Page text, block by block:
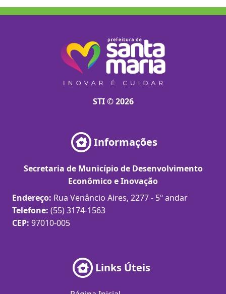
STI © 2026
Informações
Secretaria de Município de Desenvolvimento
Econômico e Inovação
Endereço: Rua Venâncio Aires, 2277 - 5º andar
Telefone: (55) 3174-1563
CEP: 97010-005
Links Úteis